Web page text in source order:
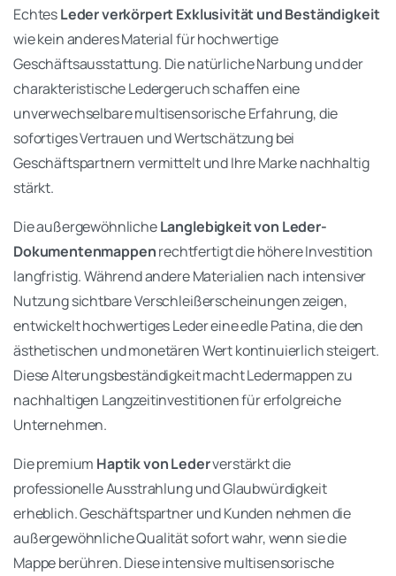
EchtesLeder verkörpert Exklusivität und Beständigkeit
wie kein anderes Material für hochwertige
Geschäftsausstattung. Die natürliche Narbung und der
charakteristische Ledergeruch schaffen eine
unverwechselbare multisensorische Erfahrung, die
sofortiges Vertrauen und Wertschätzung bei
Geschäftspartnern vermittelt und Ihre Marke nachhaltig
stärkt.
Die außergewöhnlicheLanglebigkeit von Leder-
Dokumentenmappenrechtfertigt die höhere Investition
langfristig. Während andere Materialien nach intensiver
Nutzung sichtbare Verschleißerscheinungen zeigen,
entwickelt hochwertiges Leder eine edle Patina, die den
ästhetischen und monetären Wert kontinuierlich steigert.
Diese Alterungsbeständigkeit macht Ledermappen zu
nachhaltigen Langzeitinvestitionen für erfolgreiche
Unternehmen.
Die premium Haptik von Lederverstärkt die
professionelle Ausstrahlung und Glaubwürdigkeit
erheblich. Geschäftspartner und Kunden nehmen die
außergewöhnliche Qualität sofort wahr, wenn sie die
Mappe berühren. Diese intensive multisensorische